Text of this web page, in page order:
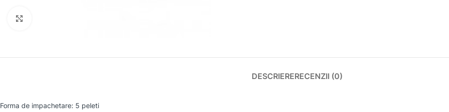
DESCRIERERECENZII (0)
Forma de impachetare: 5 peleti